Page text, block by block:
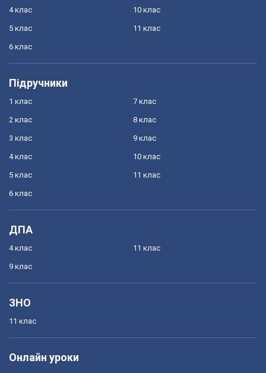
4 клас
5 клас
6 клас
10 клас
11 клас
Підручники
1 клас
2 клас
3 клас
4 клас
5 клас
6 клас
7 клас
8 клас
9 клас
10 клас
11 клас
ДПА
4 клас
9 клас
11 клас
ЗНО
11 клас
Онлайн уроки